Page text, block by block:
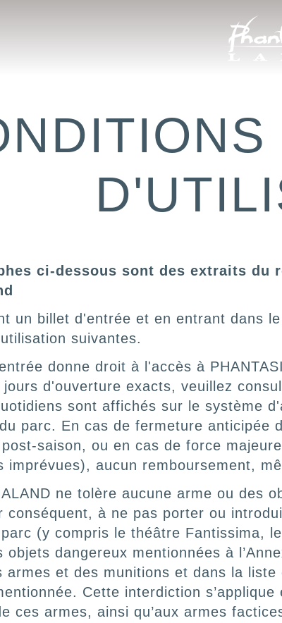
ci-dessous sont des extraits du
un billet d'entrée et en entrant dans
suivantes.
donne droit à l'accès à
d'ouverture exacts, veuillez
sont affichés sur le système
parc. En cas de fermeture anticipée
saison, ou en cas de force
imprévues), aucun remboursement,
ne tolère aucune arme ou des
conséquent, à ne pas porter ou
parc (y compris le théâtre Fantissima,
objets dangereux mentionnées à
armes et des munitions et dans la
Cette interdiction
ces armes, ainsi qu’aux armes